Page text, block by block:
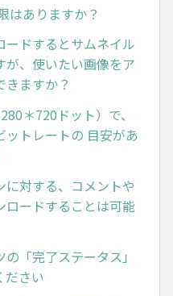
はありますか？
ードするとサムネイル
、使いたい画像をア
きますか？
＊720ドット）で、
トレートの 目安があ
に対する、コメントや
ロードすることは可能
「完了ステータス」
ださい